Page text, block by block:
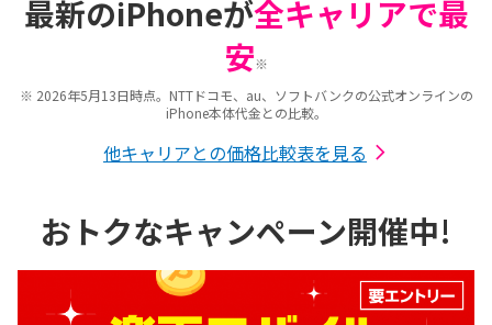
最新のiPhoneが全キャリアで最
安※
※ 2026年5月13日時点。NTTドコモ、au、ソフトバンクの公式オンラインの
iPhone本体代金との比較。
他キャリアとの価格比較表を見る
おトクなキャンペーン開催中!